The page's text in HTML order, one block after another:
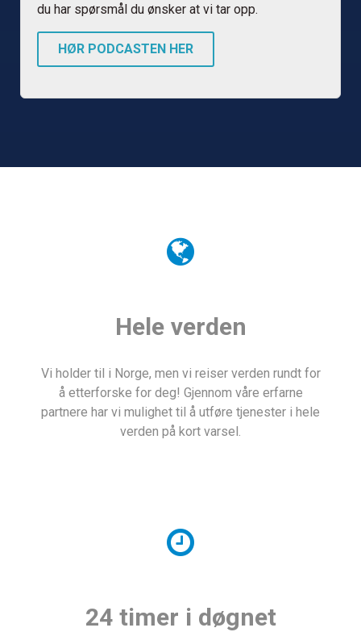
du har spørsmål du ønsker at vi tar opp.
HØR PODCASTEN HER
Hele verden
Vi holder til i Norge, men vi reiser verden rundt for
å etterforske for deg! Gjennom våre erfarne
partnere har vi mulighet til å utføre tjenester i hele
verden på kort varsel.
24 timer i døgnet